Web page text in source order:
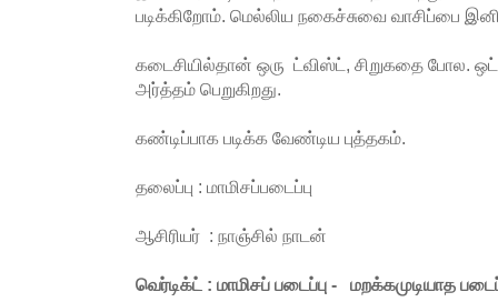
படிக்கிறோம். மெல்லிய நகைச்சுவை வாசிப்பை
கடைசியில்தான் ஒரு ட்விஸ்ட், சிறுகதை போல.
அர்த்தம் பெறுகிறது.
கண்டிப்பாக படிக்க வேண்டிய புத்தகம்.
தலைப்பு : மாமிசப்படைப்பு
ஆசிரியர் : நாஞ்சில் நாடன்
வெர்டிக்ட் : மாமிசப் படைப்பு - மறக்கமுடியாத